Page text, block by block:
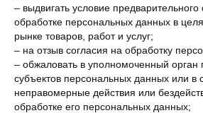
– выдвигать условие предварительного
обработке персональных данных в
рынке товаров, работ и услуг;
– на отзыв согласия на обработку
– обжаловать в уполномоченный орган
субъектов персональных данных или в
неправомерные действия или
обработке его персональных данных;